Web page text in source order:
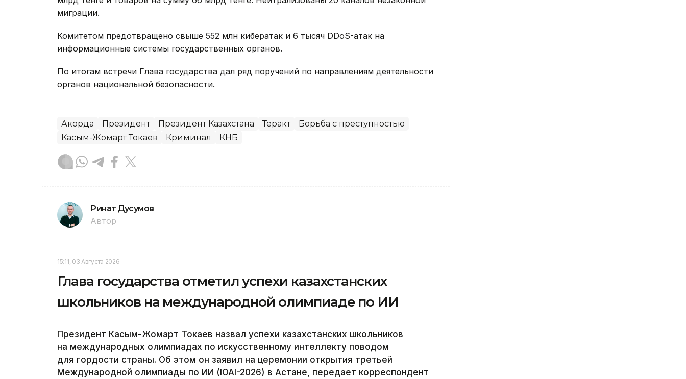
миграции.
Комитетом предотвращено свыше 552 млн кибератак и 6 тысяч DDoS-атак на
информационные системы государственных органов.
По итогам встречи Глава государства дал ряд поручений по направлениям деятельности
органов национальной безопасности.
Акорда Президент Президент Казахстана Теракт
Борьба с преступностью
Касым-Жомарт Токаев
Криминал КНБ
Ринат Дусумов
Автор
15:11, 03 Августа 2026
Глава государства отметил успехи казахстанских
школьников на международной олимпиаде по ИИ
Президент Касым-Жомарт Токаев назвал успехи казахстанских школьников
на международных олимпиадах по искусственному интеллекту поводом
для гордости страны. Об этом он заявил на церемонии открытия третьей
Международной олимпиады по ИИ (IOAI-2026) в Астане, передает корреспондент